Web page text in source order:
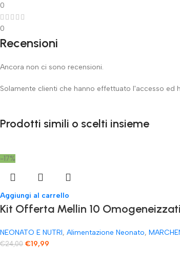
0
0
Recensioni
Ancora non ci sono recensioni.
Solamente clienti che hanno effettuato l'accesso
Prodotti simili o scelti insieme
-17%
Aggiungi al carrello
Kit Offerta Mellin 10
NEONATO E NUTRI, Alimentazione Neonato,
€24,00 €19,99